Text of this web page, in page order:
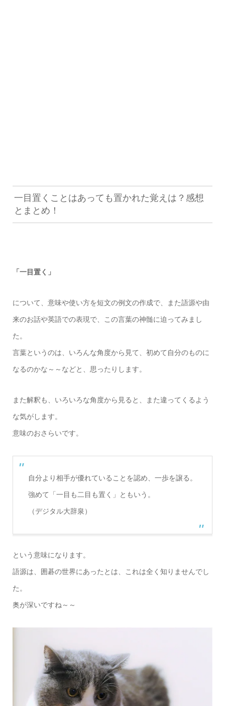
一目置くことはあっても置かれた覚えは？感想
とまとめ！
「一目置く」
について、意味や使い方を短文の例文の作成で、また語源や由
来のお話や英語での表現で、この言葉の神髄に迫ってみまし
た。
言葉というのは、いろんな角度から見て、初めて自分のものに
なるのかな～～などと、思ったりします。
また解釈も、いろいろな角度から見ると、また違ってくるよう
な気がします。
意味のおさらいです。
自分より相手が優れていることを認め、一歩を譲る。
強めて「一目も二目も置く」ともいう。
（デジタル大辞泉）
という意味になります。
語源は、囲碁の世界にあったとは、これは全く知りませんでし
た。
奥が深いですね～～